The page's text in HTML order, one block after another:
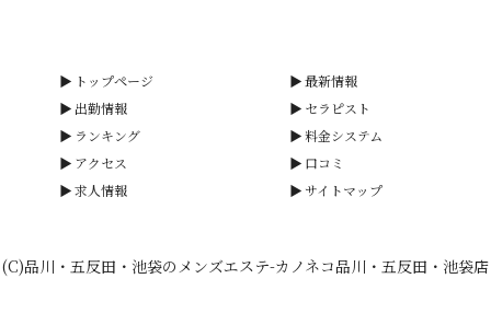
トップページ
最新情報
出勤情報
セラピスト
ランキング
料金システム
アクセス
口コミ
求人情報
サイトマップ
(C)品川・五反田・池袋のメンズエステ-カノネコ品川・五反田・池袋店